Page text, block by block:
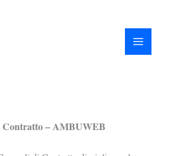
Contratto – AMBUWEB